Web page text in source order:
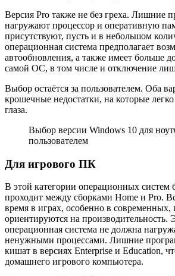
Версия Pro также не без греха. Лишние
нагружают процессор и оперативную
присутствуют, пусть и в небольшом
операционная система предполагает
автообновления, а также имеет больше
самой ОС, в том числе и отключение
Выбор остаётся за пользователем. Оба
крошечные недостатки, на которые
глаза.
Выбор версии Windows 10 для
пользователем
Для игрового ПК
В этой категории операционных систем
проходит между сборками Home и Pro.
время в играх, особенно в современных,
ориентируются на производительность.
операционная система не должна
ненужными процессами. Лишние
кишат в версиях Enterprise и Education,
домашнего игрового компьютера.